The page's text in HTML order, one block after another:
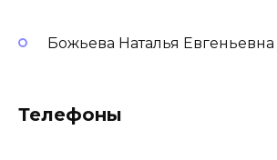
Божьева Наталья Евгеньевна
Телефоны